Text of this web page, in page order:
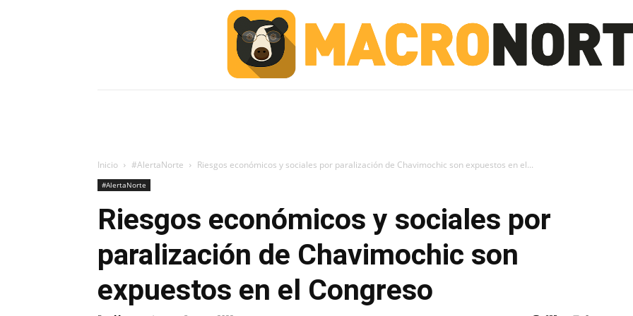
Inicio #AlertaNorte Riesgos económicos y sociales por paralización de Chavimochic son expuestos en el...
#AlertaNorte
Riesgos económicos y sociales por
paralización de Chavimochic son
expuestos en el Congreso